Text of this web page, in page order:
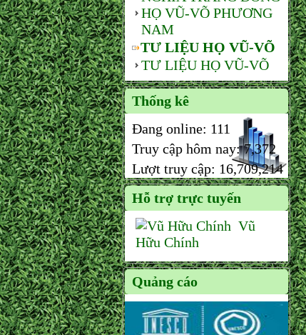
HỌ VŨ-VÕ PHƯƠNG
NAM
TƯ LIỆU HỌ VŨ-VÕ
TƯ LIỆU HỌ VŨ-VÕ
Thống kê
Đang online: 111
Truy cập hôm nay:7,372
Lượt truy cập: 16,709,214
Hỗ trợ trực tuyến
Vũ
Hữu Chính
Quảng cáo